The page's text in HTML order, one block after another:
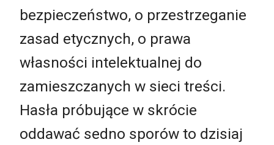
bezpieczeństwo, o przestrzeganie
zasad etycznych, o prawa
własności intelektualnej do
zamieszczanych w sieci treści.
Hasła próbujące w skrócie
oddawać sedno sporów to dzisiaj